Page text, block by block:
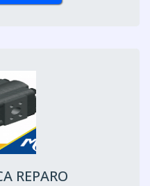
REPARO